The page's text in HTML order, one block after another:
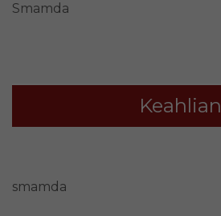
Smamda
Keahlian
smamda